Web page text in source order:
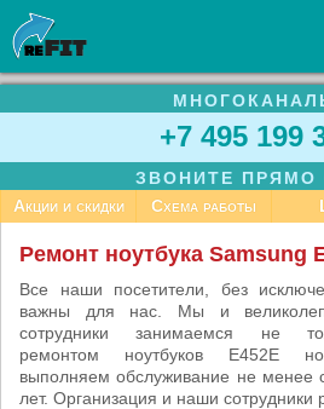
УСЛУГИ
БИЗНЕСУ
СТАТЬИ
КОНТАКТЫ
+7 495 199
ЗВОНИТЕ ПРЯМО
Акции и скидки
Схема работы
Ремонт ноутбука Samsung
Все наши посетители, без
важны для нас. Мы и
сотрудники занимаемся не
ремонтом ноутбуков E452E
выполняем обслуживание не менее
лет. Организация и наши сотрудники